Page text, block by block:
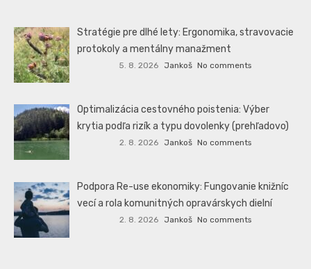
Stratégie pre dlhé lety: Ergonomika, stravovacie
protokoly a mentálny manažment
5. 8. 2026 Jankoš No comments
Optimalizácia cestovného poistenia: Výber
krytia podľa rizík a typu dovolenky (prehľadovo)
2. 8. 2026 Jankoš No comments
Podpora Re-use ekonomiky: Fungovanie knižníc
vecí a rola komunitných opravárskych dielní
2. 8. 2026 Jankoš No comments